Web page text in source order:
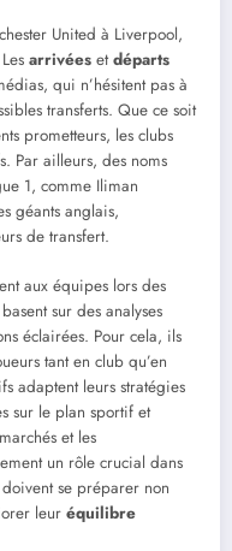
United à Liverpool,
arrivées etdéparts
qui n’hésitent pas à
transferts. Que ce soit
prometteurs, les clubs
Par ailleurs, des noms
1, comme Iliman
géants anglais,
de transfert.
aux équipes lors des
sur des analyses
éclairées. Pour cela, ils
tant en club qu’en
adaptent leurs stratégies
sur le plan sportif et
et les
un rôle crucial dans
se préparer non
leur équilibre